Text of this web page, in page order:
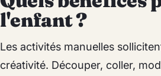
l'enfant ?
Les activités manuelles
créativité. Découper, coller,